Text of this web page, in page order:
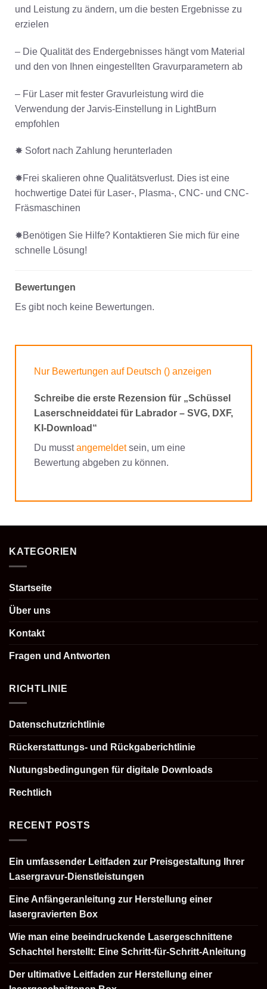
und Leistung zu ändern, um die besten Ergebnisse zu
erzielen
– Die Qualität des Endergebnisses hängt vom Material
und den von Ihnen eingestellten Gravurparametern ab
– Für Laser mit fester Gravurleistung wird die
Verwendung der Jarvis-Einstellung in LightBurn
empfohlen
✸ Sofort nach Zahlung herunterladen
✸Frei skalieren ohne Qualitätsverlust. Dies ist eine
hochwertige Datei für Laser-, Plasma-, CNC- und CNC-
Fräsmaschinen
✸Benötigen Sie Hilfe? Kontaktieren Sie mich für eine
schnelle Lösung!
Bewertungen
Es gibt noch keine Bewertungen.
Nur Bewertungen auf Deutsch () anzeigen
Schreibe die erste Rezension für „Schüssel
Laserschneiddatei für Labrador – SVG, DXF,
KI-Download“
Du musstangemeldetsein, um eine
Bewertung abgeben zu können.
KATEGORIEN
Startseite
Über uns
Kontakt
Fragen und Antworten
RICHTLINIE
Datenschutzrichtlinie
Rückerstattungs- und Rückgaberichtlinie
Nutungsbedingungen für digitale Downloads
Rechtlich
RECENT POSTS
Ein umfassender Leitfaden zur Preisgestaltung Ihrer
Lasergravur-Dienstleistungen
Eine Anfängeranleitung zur Herstellung einer
lasergravierten Box
Wie man eine beeindruckende Lasergeschnittene
Schachtel herstellt: Eine Schritt-für-Schritt-Anleitung
Der ultimative Leitfaden zur Herstellung einer